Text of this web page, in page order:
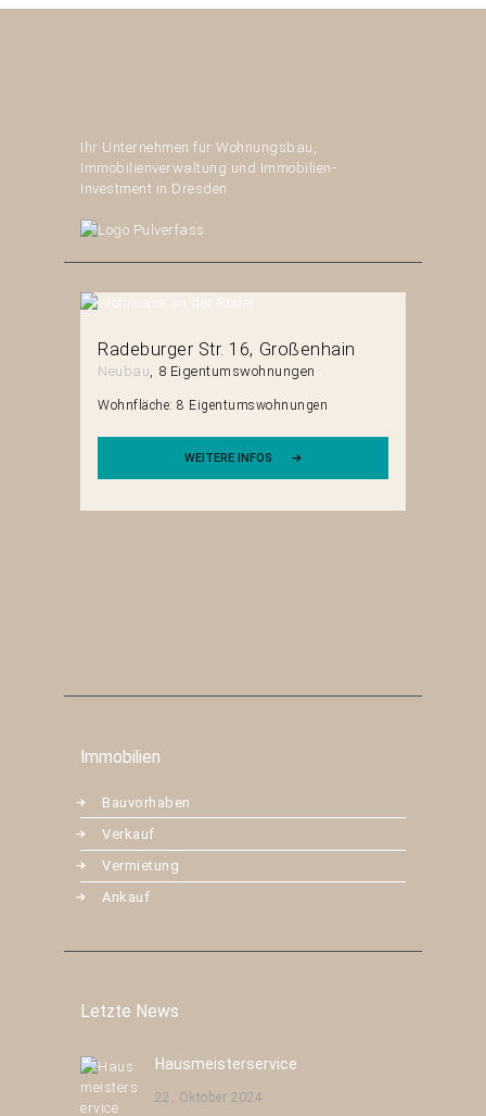
Ihr Unternehmen für Wohnungsbau,
Immobilienverwaltung und Immobilien-
Investment in Dresden.
Radeburger Str. 16 Großenhain
Neubau 8 Eigentumswohnungen
Wohnfläche: 8 Eigentumswohnungen
WEITERE INFOS
Immobilien
Bauvorhaben
Verkauf
Vermietung
Ankauf
Letzte News
Hausmeisterservice
22. Oktober 2024